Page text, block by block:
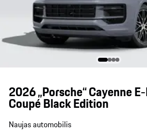
2026 „Porsche“ Cayenne
Coupé Black Edition
Naujas automobilis